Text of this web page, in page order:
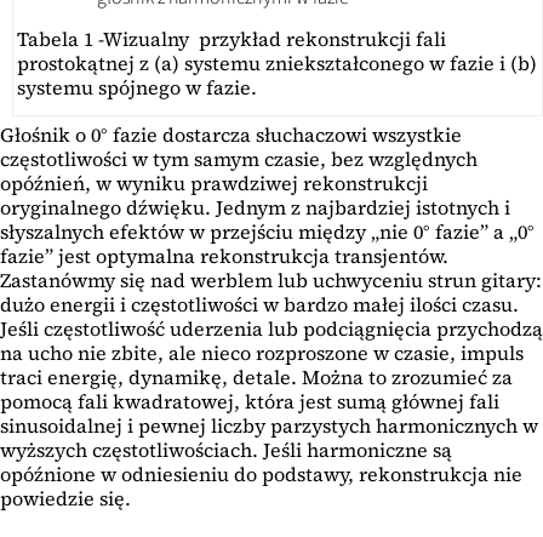
Tabela 1 -Wizualny przykład rekonstrukcji fali
prostokątnej z (a) systemu zniekształconego w fazie i (b)
systemu spójnego w fazie.
Głośnik o 0° fazie dostarcza słuchaczowi wszystkie
częstotliwości w tym samym czasie, bez względnych
opóźnień, w wyniku prawdziwej rekonstrukcji
oryginalnego dźwięku. Jednym z najbardziej istotnych i
słyszalnych efektów w przejściu między „nie 0° fazie” a „0°
fazie” jest optymalna rekonstrukcja transjentów.
Zastanówmy się nad werblem lub uchwyceniu strun gitary:
dużo energii i częstotliwości w bardzo małej ilości czasu.
Jeśli częstotliwość uderzenia lub podciągnięcia przychodzą
na ucho nie zbite, ale nieco rozproszone w czasie, impuls
traci energię, dynamikę, detale. Można to zrozumieć za
pomocą fali kwadratowej, która jest sumą głównej fali
sinusoidalnej i pewnej liczby parzystych harmonicznych w
wyższych częstotliwościach. Jeśli harmoniczne są
opóźnione w odniesieniu do podstawy, rekonstrukcja nie
powiedzie się.